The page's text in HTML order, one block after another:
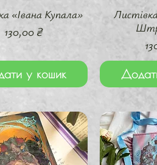
перегляд
«Івана Купала»
Ціна
130,00 ₴
у кошик